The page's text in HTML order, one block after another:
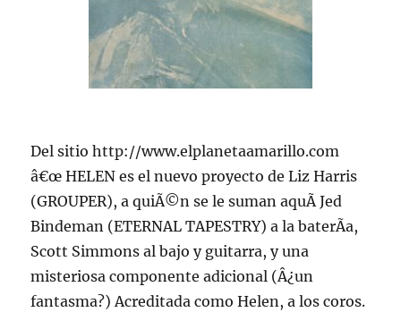
Del sitio http://www.elplanetaamarillo.com
â€œ HELEN es el nuevo proyecto de Liz Harris
(GROUPER), a quiÃ©n se le suman aquÃ­ Jed
Bindeman (ETERNAL TAPESTRY) a la baterÃ­a,
Scott Simmons al bajo y guitarra, y una
misteriosa componente adicional (Â¿un
fantasma?) Acreditada como Helen, a los coros.